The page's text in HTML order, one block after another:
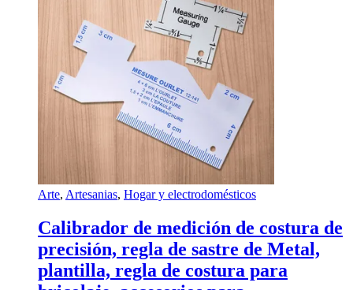
Arte, Artesanias, Hogar y electrodomésticos
Calibrador de medición de costura de
precisión, regla de sastre de Metal,
plantilla, regla de costura para